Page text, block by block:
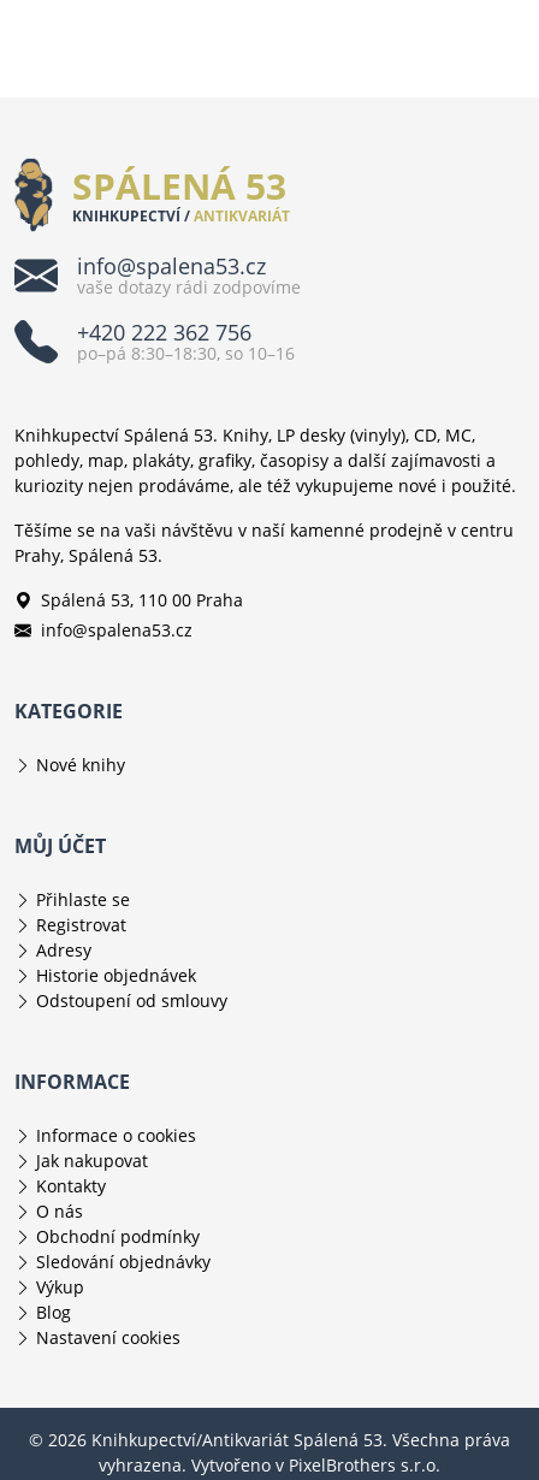
SPÁLENÁ 53
KNIHKUPECTVÍ /ANTIKVARIÁT
info@spalena53.cz
vaše dotazy rádi zodpovíme
+420 222 362 756
po–pá 8:30–18:30, so 10–16
Knihkupectví Spálená 53. Knihy, LP desky (vinyly), CD, MC,
pohledy, map, plakáty, grafiky, časopisy a další zajímavosti a
kuriozity nejen prodáváme, ale též vykupujeme nové i použité.
Těšíme se na vaši návštěvu v naší kamenné prodejně v centru
Prahy, Spálená 53.
Spálená 53, 110 00 Praha
info@spalena53.cz
KATEGORIE
Nové knihy
MŮJ ÚČET
Přihlaste se
Registrovat
Adresy
Historie objednávek
Odstoupení od smlouvy
INFORMACE
Informace o cookies
Jak nakupovat
Kontakty
O nás
Obchodní podmínky
Sledování objednávky
Výkup
Blog
Nastavení cookies
© 2026 Knihkupectví/Antikvariát Spálená 53. Všechna práva
vyhrazena. Vytvořeno v PixelBrothers s.r.o.